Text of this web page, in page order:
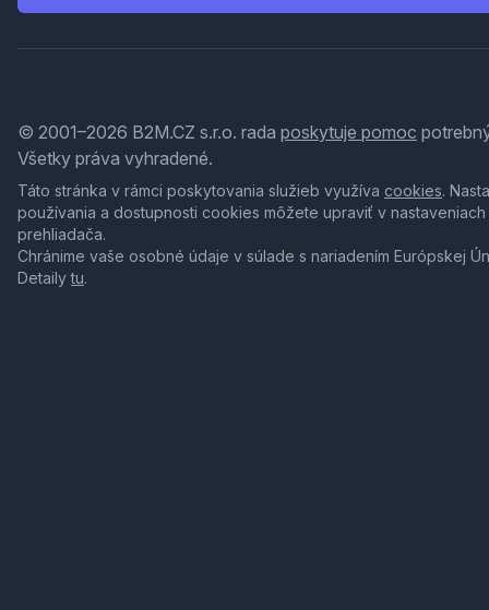
© 2001–2026 B2M.CZ s.r.o. rada poskytuje pomoc
Všetky práva vyhradené.
Táto stránka v rámci poskytovania služieb využíva cookies.
používania a dostupnosti cookies môžete upraviť v nastaveniach
prehliadača.
Chránime vaše osobné údaje v súlade s nariadením Európskej
Detailytu.